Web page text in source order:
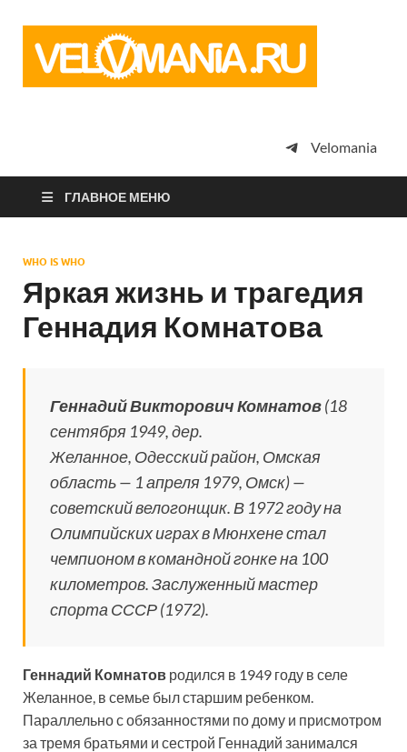
просто
Velomania
ГЛАВНОЕ МЕНЮ
WHO IS WHO
Яркая жизнь и трагедия
Геннадия Комнатова
Геннадий Викторович Комнатов(18
сентября 1949, дер.
Желанное, Одесский район, Омская
область — 1 апреля 1979, Омск) —
советский велогонщик. В 1972 году на
Олимпийских играх в Мюнхене стал
чемпионом в командной гонке на 100
километров. Заслуженный мастер
спорта СССР (1972).
Геннадий Комнатов родился в 1949 году в селе
Желанное, в семье был старшим ребенком.
Параллельно с обязанностями по дому и присмотром
за тремя братьями и сестрой Геннадий занимался